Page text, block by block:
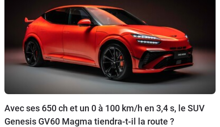
Electriques
Utilitaires
Auto
Services
Avec ses 650 ch et un 0 à 100 km/h en 3,4 s, le SUV
Genesis GV60 Magma tiendra-t-il la route ?